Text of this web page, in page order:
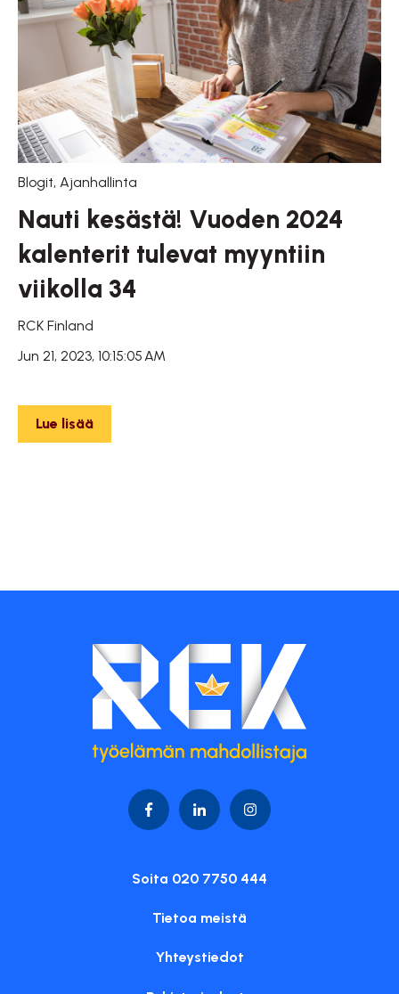
Blogit, Ajanhallinta
Nauti kesästä! Vuoden 2024
kalenterit tulevat myyntiin
viikolla 34
RCK Finland
Jun 21, 2023, 10:15:05 AM
Lue lisää
Soita 020 7750 444
Tietoa meistä
Yhteystiedot